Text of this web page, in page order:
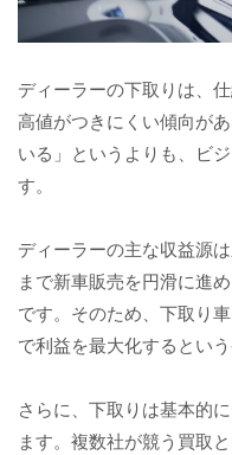
ディーラーの下取りは、
高値がつきにくい傾向が
いる」というよりも、ビ
す。
ディーラーの主な収益源
まで新車販売を円滑に進
です。そのため、下取り
で利益を最大化するとい
さらに、下取りは基本的
ます。複数社が競う買取